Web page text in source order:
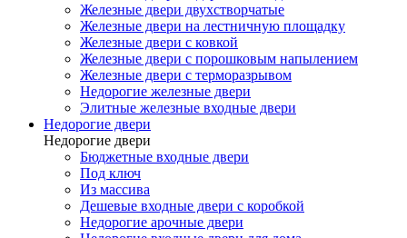
Железные двери двухстворчатые
Железные двери на лестничную площадку
Железные двери с ковкой
Железные двери с порошковым напылением
Железные двери с терморазрывом
Недорогие железные двери
Элитные железные входные двери
Недорогие двери
Недорогие двери
Бюджетные входные двери
Под ключ
Из массива
Дешевые входные двери с коробкой
Недорогие арочные двери